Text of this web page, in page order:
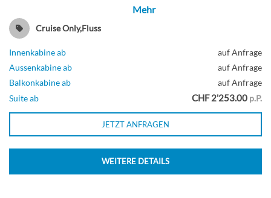
Mehr
Cruise Only,Fluss
Innenkabine ab
auf Anfrage
Aussenkabine ab
auf Anfrage
Balkonkabine ab
auf Anfrage
Suite ab
CHF 2'253.00 p.P.
JETZT ANFRAGEN
WEITERE DETAILS